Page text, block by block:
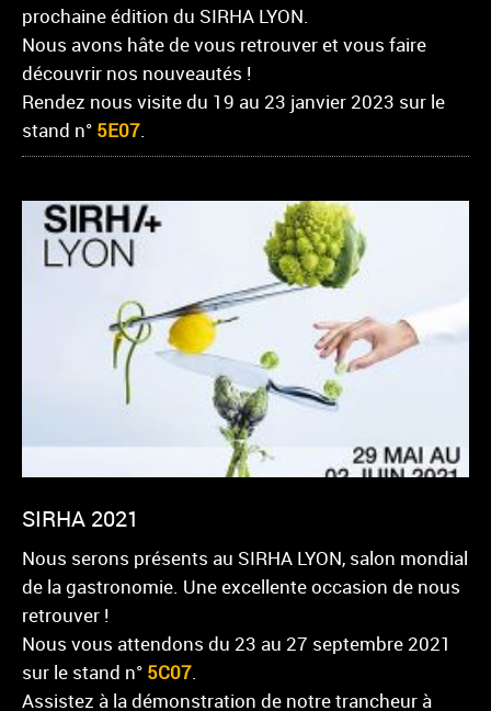
prochaine édition du SIRHA LYON.
Nous avons hâte de vous retrouver et vous faire
découvrir nos nouveautés !
Rendez nous visite du 19 au 23 janvier 2023 sur le
stand n° 5E07.
SIRHA 2021
Nous serons présents au SIRHA LYON, salon mondial
de la gastronomie. Une excellente occasion de nous
retrouver !
Nous vous attendons du 23 au 27 septembre 2021
sur le stand n° 5C07.
Assistez à la démonstration de notre trancheur à